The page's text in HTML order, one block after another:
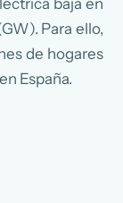
baja en
Para ello,
de hogares
España.